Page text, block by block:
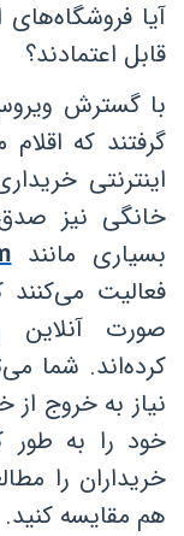
آیا فروشگاه‌های
قابل اعتمادند؟
با گسترش
گرفتند که
اینترنتی
خانگی نیز صدق
بسیاری مانند
فعالیت می‌کنند
صورت آنلاین
کرده‌اند. شما
نیاز به خروج
خود را به طور
خریداران را
هم مقایسه کنید.